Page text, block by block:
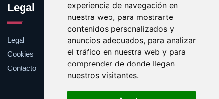
experiencia de navegación en
nuestra web, para mostrarte
contenidos personalizados y
anuncios adecuados, para analizar
el tráfico en nuestra web y para
comprender de donde llegan
nuestros visitantes.
Legal
Legal
Cookies
Contacto